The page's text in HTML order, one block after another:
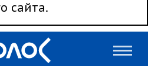
сайта.